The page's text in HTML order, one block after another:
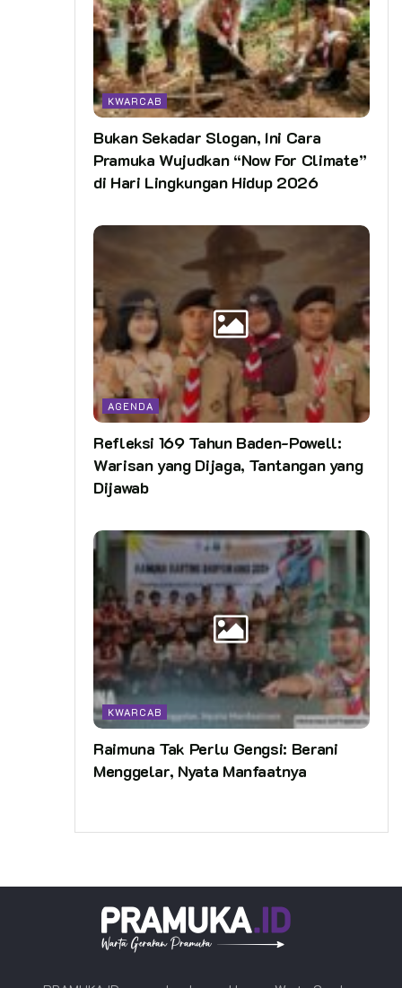
KWARCAB
Bukan Sekadar Slogan, Ini Cara
Pramuka Wujudkan “Now For Climate”
di Hari Lingkungan Hidup 2026
AGENDA
Refleksi 169 Tahun Baden-Powell:
Warisan yang Dijaga, Tantangan yang
Dijawab
KWARCAB
Raimuna Tak Perlu Gengsi: Berani
Menggelar, Nyata Manfaatnya